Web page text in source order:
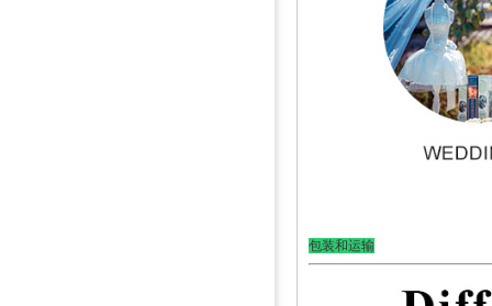
包装和运输